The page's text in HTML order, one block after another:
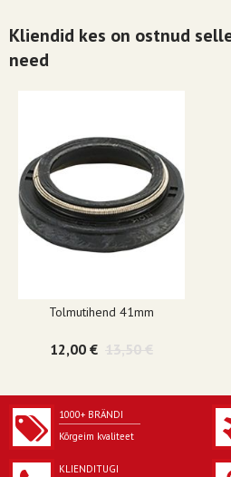
Kliendid kes on ostnud
need
Tolmutihend 41mm
12,00 € 13,50 €
1000+ BRÄNDI
Kõrgeim kvaliteet
KLIENDITUGI